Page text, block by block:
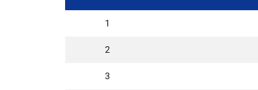
1
2
3